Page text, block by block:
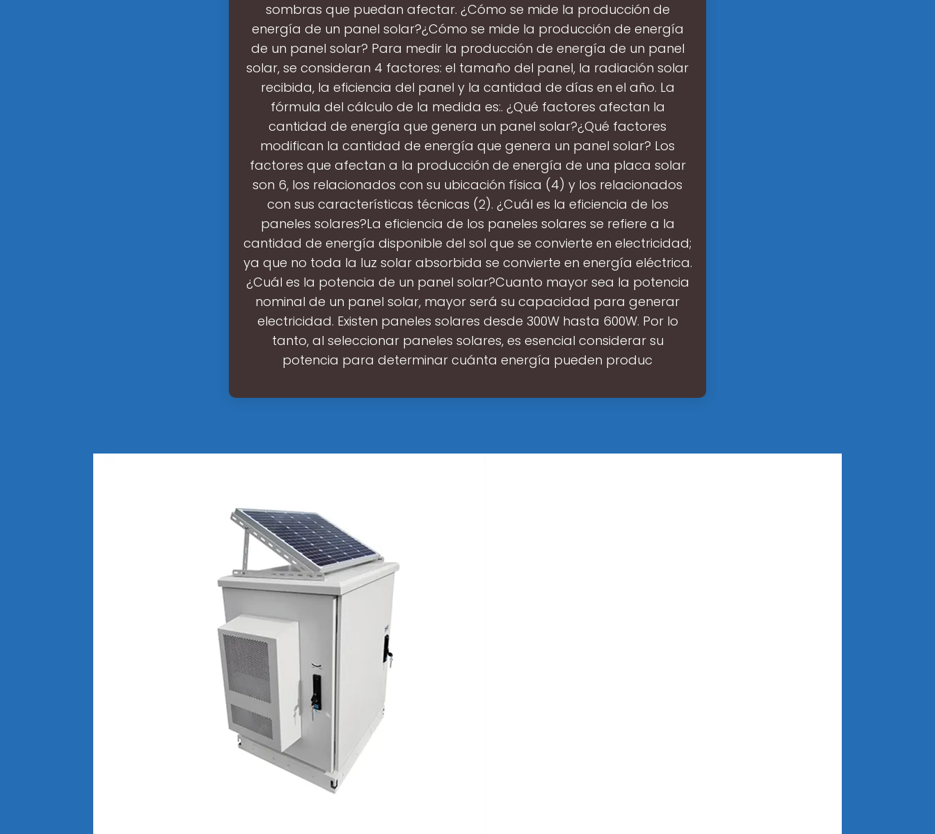
sombras que puedan afectar. ¿Cómo se mide la producción de
energía de un panel solar?¿Cómo se mide la producción de energía
de un panel solar? Para medir la producción de energía de un panel
solar, se consideran 4 factores: el tamaño del panel, la radiación solar
recibida, la eficiencia del panel y la cantidad de días en el año. La
fórmula del cálculo de la medida es:. ¿Qué factores afectan la
cantidad de energía que genera un panel solar?¿Qué factores
modifican la cantidad de energía que genera un panel solar? Los
factores que afectan a la producción de energía de una placa solar
son 6, los relacionados con su ubicación física (4) y los relacionados
con sus características técnicas (2). ¿Cuál es la eficiencia de los
paneles solares?La eficiencia de los paneles solares se refiere a la
cantidad de energía disponible del sol que se convierte en electricidad;
ya que no toda la luz solar absorbida se convierte en energía eléctrica.
¿Cuál es la potencia de un panel solar?Cuanto mayor sea la potencia
nominal de un panel solar, mayor será su capacidad para generar
electricidad. Existen paneles solares desde 300W hasta 600W. Por lo
tanto, al seleccionar paneles solares, es esencial considerar su
potencia para determinar cuánta energía pueden produc